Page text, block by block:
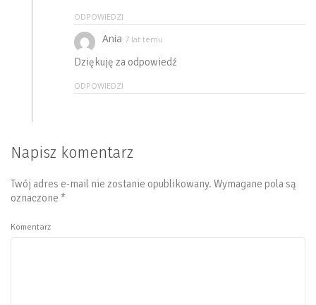
ODPOWIEDZI
Ania 7 lat temu
Dziękuję za odpowiedź
ODPOWIEDZI
Napisz komentarz
Twój adres e-mail nie zostanie opublikowany. Wymagane pola są
oznaczone *
Komentarz